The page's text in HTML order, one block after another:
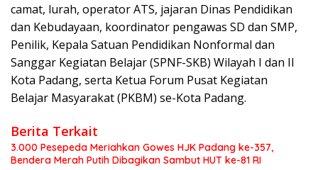
camat, lurah, operator ATS, jajaran Dinas Pendidikan
dan Kebudayaan, koordinator pengawas SD dan SMP,
Penilik, Kepala Satuan Pendidikan Nonformal dan
Sanggar Kegiatan Belajar (SPNF-SKB) Wilayah I dan II
Kota Padang, serta Ketua Forum Pusat Kegiatan
Belajar Masyarakat (PKBM) se-Kota Padang.
Berita Terkait
3.000 Pesepeda Meriahkan Gowes HJK Padang ke-357,
Bendera Merah Putih Dibagikan Sambut HUT ke-81 RI